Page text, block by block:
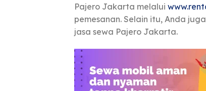
Pajero Jakarta melalui
pemesanan. Selain itu, Anda
jasa sewa Pajero Jakarta.